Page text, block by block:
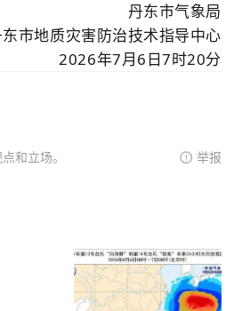
丹东市气象局
市地质灾害防治技术指导中心
2026年7月6日7时20分
和立场。 举报